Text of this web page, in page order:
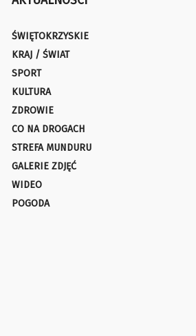
ŚWIĘTOKRZYSKIE
KRAJ / ŚWIAT
SPORT
KULTURA
ZDROWIE
CO NA DROGACH
STREFA MUNDURU
GALERIE ZDJĘĆ
WIDEO
POGODA